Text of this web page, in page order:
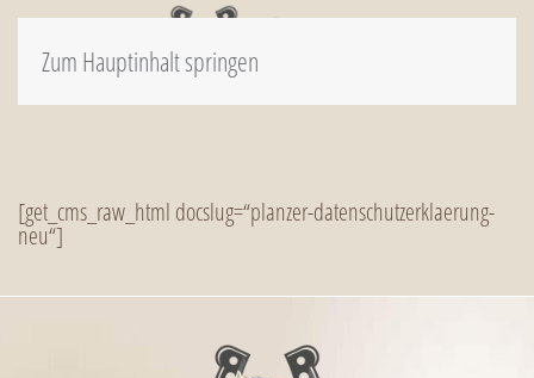
Zum Hauptinhalt springen
[get_cms_raw_html docslug=“planzer-datenschutzerklaerung-
neu“]